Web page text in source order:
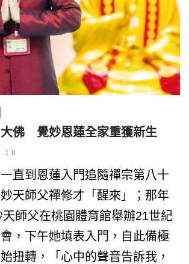
大佛 覺妙恩蓮全家重獲新生
0
直到恩蓮入門追隨禪宗第八十
天師父禪修才「醒來」；那年
師父在桃園體育館舉辦21世紀
，下午她填表入門，自此備極
扭轉，「心中的聲音告訴我，